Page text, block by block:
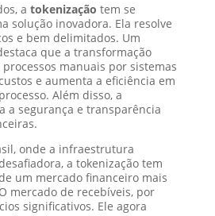
a tokenização tem se
solução inovadora. Ela resolve
e bem delimitados. Um
que a transformação
manuais por sistemas
e aumenta a eficiência em
Além disso, a
a segurança e transparência
onde a infraestrutura
a tokenização tem
um mercado financeiro mais
mercado de recebíveis, por
significativos. Ele agora